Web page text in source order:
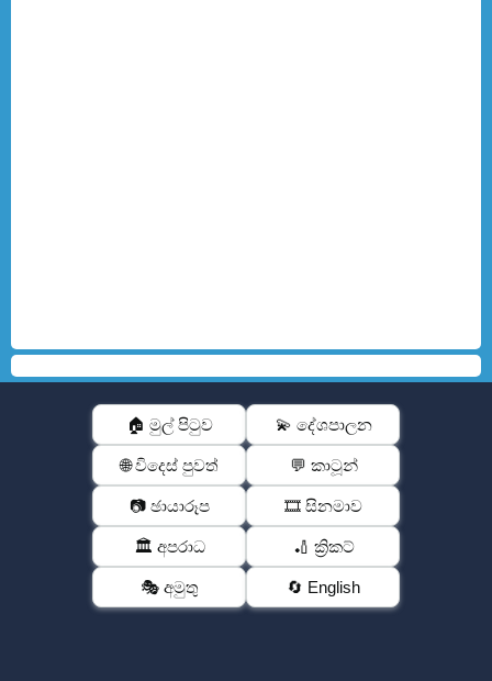
🏠 මුල් පිටුව 💫 දේශපාලන
🌐 විදෙස් පුවත් 💬 කාටූන්
📷 ඡායාරූප 🎞️ සිනමාව
🏛️ අපරාධ 🏏 ක්‍රිකට්
🎭 අමුතු 🔄 English